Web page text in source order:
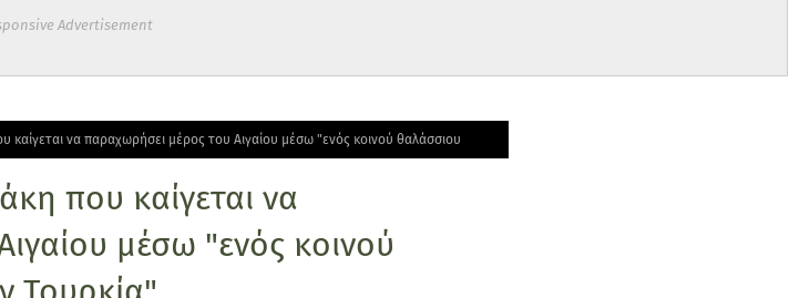
Advertisement
καίγεται να παραχωρήσει μέρος του Αιγαίου μέσω "ενός κοινού θαλάσσιου
που καίγεται να
μέσω "ενός κοινού